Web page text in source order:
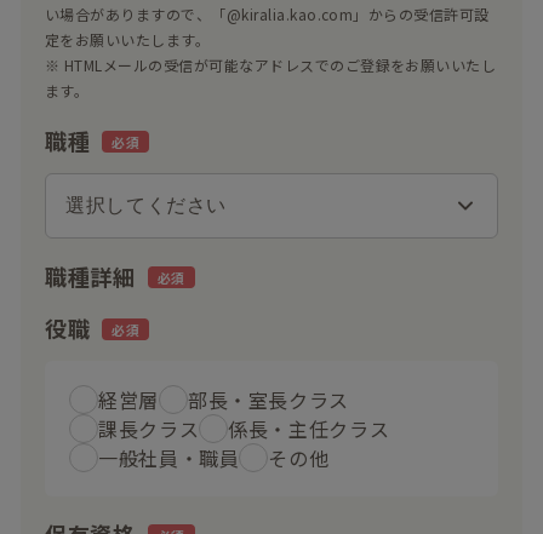
い場合がありますので、「@kiralia.kao.com」からの受信許可設
定をお願いいたします。
※ HTMLメールの受信が可能なアドレスでのご登録をお願いいたし
ます。
職種
職種詳細
役職
経営層
部長・室長クラス
課長クラス
係長・主任クラス
一般社員・職員
その他